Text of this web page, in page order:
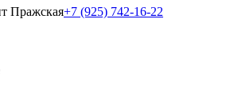
Пражская+7 (925) 742-16-22